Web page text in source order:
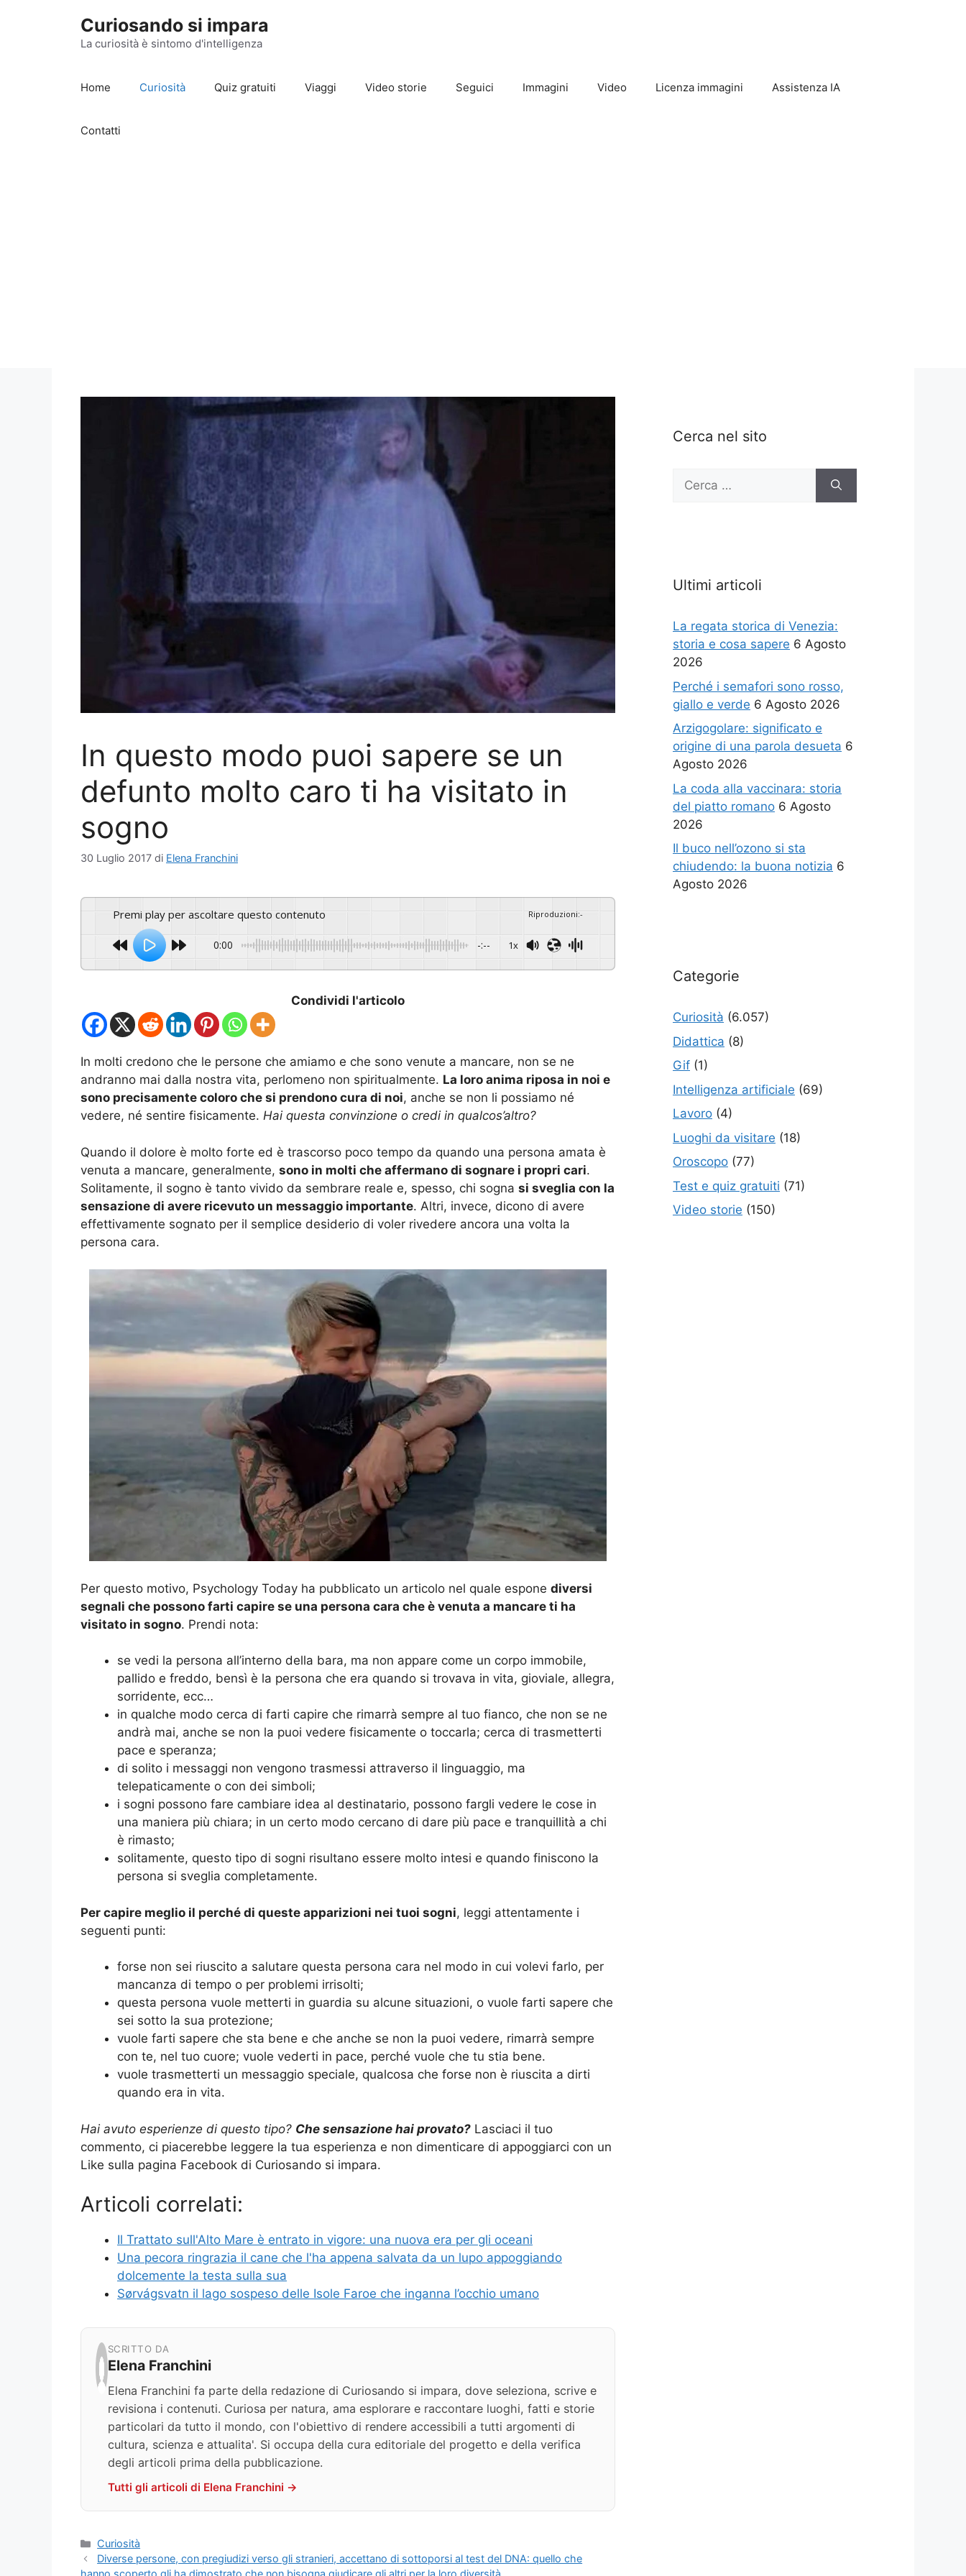
Curiosando si impara
La curiosità è sintomo d'intelligenza
Home Curiosità Quiz gratuiti Viaggi Video storie Seguici Immagini Video Licenza immagini Assistenza IA
Contatti
In questo modo puoi sapere se un
defunto molto caro ti ha visitato in
sogno
30 Luglio 2017 di Elena Franchini
Premi play per ascoltare questo contenuto Riproduzioni:-
0:00 -:-- 1x
Condividi l'articolo
In molti credono che le persone che amiamo e che sono venute a mancare, non se ne
andranno mai dalla nostra vita, perlomeno non spiritualmente. La loro anima riposa in noi e
sono precisamente coloro che si prendono cura di noi, anche se non li possiamo né
vedere, né sentire fisicamente. Hai questa convinzione o credi in qualcos’altro?
Quando il dolore è molto forte ed è trascorso poco tempo da quando una persona amata è
venuta a mancare, generalmente, sono in molti che affermano di sognare i propri cari.
Solitamente, il sogno è tanto vivido da sembrare reale e, spesso, chi sogna si sveglia con la
sensazione di avere ricevuto un messaggio importante. Altri, invece, dicono di avere
effettivamente sognato per il semplice desiderio di voler rivedere ancora una volta la
persona cara.
Per questo motivo, Psychology Today ha pubblicato un articolo nel quale espone diversi
segnali che possono farti capire se una persona cara che è venuta a mancare ti ha
visitato in sogno. Prendi nota:
se vedi la persona all’interno della bara, ma non appare come un corpo immobile,
pallido e freddo, bensì è la persona che era quando si trovava in vita, gioviale, allegra,
sorridente, ecc…
in qualche modo cerca di farti capire che rimarrà sempre al tuo fianco, che non se ne
andrà mai, anche se non la puoi vedere fisicamente o toccarla; cerca di trasmetterti
pace e speranza;
di solito i messaggi non vengono trasmessi attraverso il linguaggio, ma
telepaticamente o con dei simboli;
i sogni possono fare cambiare idea al destinatario, possono fargli vedere le cose in
una maniera più chiara; in un certo modo cercano di dare più pace e tranquillità a chi
è rimasto;
solitamente, questo tipo di sogni risultano essere molto intesi e quando finiscono la
persona si sveglia completamente.
Per capire meglio il perché di queste apparizioni nei tuoi sogni, leggi attentamente i
seguenti punti:
forse non sei riuscito a salutare questa persona cara nel modo in cui volevi farlo, per
mancanza di tempo o per problemi irrisolti;
questa persona vuole metterti in guardia su alcune situazioni, o vuole farti sapere che
sei sotto la sua protezione;
vuole farti sapere che sta bene e che anche se non la puoi vedere, rimarrà sempre
con te, nel tuo cuore; vuole vederti in pace, perché vuole che tu stia bene.
vuole trasmetterti un messaggio speciale, qualcosa che forse non è riuscita a dirti
quando era in vita.
Hai avuto esperienze di questo tipo? Che sensazione hai provato? Lasciaci il tuo
commento, ci piacerebbe leggere la tua esperienza e non dimenticare di appoggiarci con un
Like sulla pagina Facebook di Curiosando si impara.
Articoli correlati:
Il Trattato sull'Alto Mare è entrato in vigore: una nuova era per gli oceani
Una pecora ringrazia il cane che l'ha appena salvata da un lupo appoggiando
dolcemente la testa sulla sua
Sørvágsvatn il lago sospeso delle Isole Faroe che inganna l’occhio umano
SCRITTO DA
Elena Franchini
Elena Franchini fa parte della redazione di Curiosando si impara, dove seleziona, scrive e
revisiona i contenuti. Curiosa per natura, ama esplorare e raccontare luoghi, fatti e storie
particolari da tutto il mondo, con l'obiettivo di rendere accessibili a tutti argomenti di
cultura, scienza e attualita'. Si occupa della cura editoriale del progetto e della verifica
degli articoli prima della pubblicazione.
Tutti gli articoli di Elena Franchini →
Categorie
Curiosità
Diverse persone, con pregiudizi verso gli stranieri, accettano di sottoporsi al test del DNA: quello che
Cerca nel sito
Ricerca
Ultimi articoli
La regata storica di Venezia:
storia e cosa sapere 6 Agosto
2026
Perché i semafori sono rosso,
giallo e verde 6 Agosto 2026
Arzigogolare: significato e
origine di una parola desueta 6
Agosto 2026
La coda alla vaccinara: storia
del piatto romano 6 Agosto
2026
Il buco nell’ozono si sta
chiudendo: la buona notizia 6
Agosto 2026
Categorie
Curiosità (6.057)
Didattica (8)
Gif (1)
Intelligenza artificiale (69)
Lavoro (4)
Luoghi da visitare (18)
Oroscopo (77)
Test e quiz gratuiti (71)
Video storie (150)